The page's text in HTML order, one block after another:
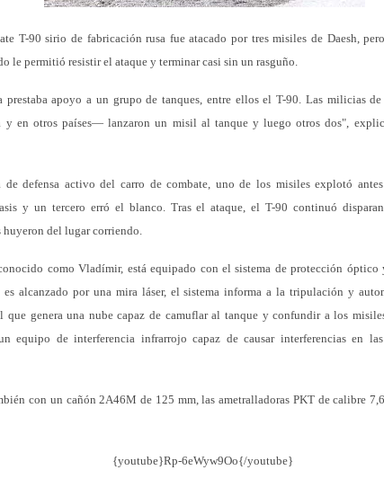
T-90 sirio de fabricación rusa fue atacado por tres misiles de Daesh,
le permitió resistir el ataque y terminar casi sin un rasguño.
prestaba apoyo a un grupo de tanques, entre ellos el T-90. Las milicias
y en otros países— lanzaron un misil al tanque y luego otros dos",
de defensa activo del carro de combate, uno de los misiles explotó
y un tercero erró el blanco. Tras el ataque, el T-90 continuó
huyeron del lugar corriendo.
como Vladímir, está equipado con el sistema de protección óptico
alcanzado por una mira láser, el sistema informa a la tripulación y
que genera una nube capaz de camuflar al tanque y confundir a los
equipo de interferencia infrarrojo capaz de causar interferencias en
con un cañón 2A46M de 125 mm, las ametralladoras PKT de calibre
{youtube}Rp-6eWyw9Oo{/youtube}